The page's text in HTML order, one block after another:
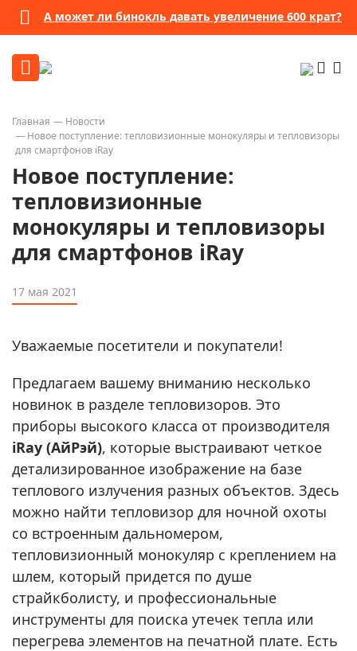
А может ли бинокль давать увеличение 600 крат?
Главная
Новости
Новое поступление: тепловизионные монокуляры и тепловизоры
для смартфонов iRay
Новое поступление:
тепловизионные
монокуляры и тепловизоры
для смартфонов iRay
17 мая 2021
Уважаемые посетители и покупатели!
Предлагаем вашему вниманию несколько
новинок в разделе тепловизоров. Это
приборы высокого класса от производителя
iRay (АйРэй), которые выстраивают четкое
детализированное изображение на базе
теплового излучения разных объектов. Здесь
можно найти тепловизор для ночной охоты
со встроенным дальномером,
тепловизионный монокуляр с креплением на
шлем, который придется по душе
страйкболисту, и профессиональные
инструменты для поиска утечек тепла или
перегрева элементов на печатной плате. Есть